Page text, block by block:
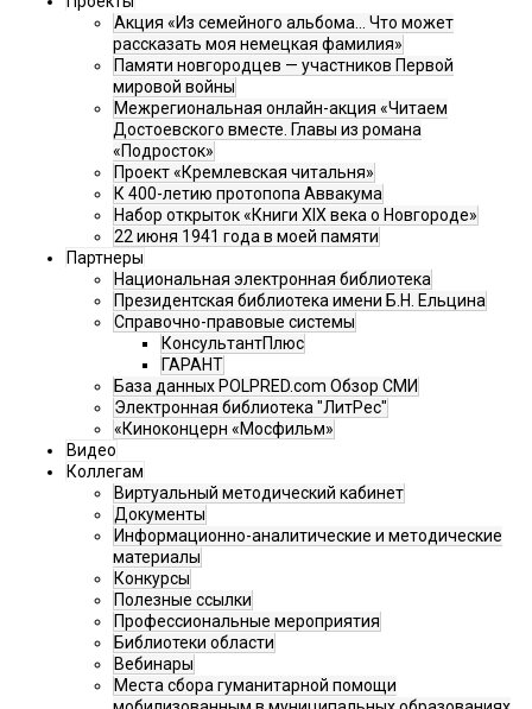
Акция «Из семейного альбома... Что может
рассказать моя немецкая фамилия»
Памяти новгородцев — участников Первой
мировой войны
Межрегиональная онлайн-акция «Читаем
Достоевского вместе. Главы из романа
«Подросток»
Проект «Кремлевская читальня»
К 400-летию протопопа Аввакума
Набор открыток «Книги XIX века о Новгороде»
22 июня 1941 года в моей памяти
Партнеры
Национальная электронная библиотека
Президентская библиотека имени Б.Н. Ельцина
Справочно-правовые системы
КонсультантПлюс
ГАРАНТ
База данных POLPRED.com Обзор СМИ
Электронная библиотека "ЛитРес"
«Киноконцерн «Мосфильм»
Видео
Коллегам
Виртуальный методический кабинет
Документы
Информационно-аналитические и методические
материалы
Конкурсы
Полезные ссылки
Профессиональные мероприятия
Библиотеки области
Вебинары
Места сбора гуманитарной помощи